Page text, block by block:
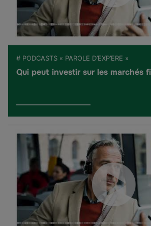
# PODCASTS « PAROLE D’EXP’ERE »
Qui peut investir sur les marchés